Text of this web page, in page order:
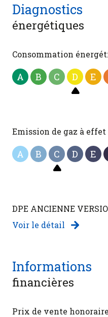
Diagnostics
énergétiques
Consommation
A B C D E
Emission de gaz à effet
A B C D E
DPE ANCIENNE
Voir le détail
Informations
financières
Prix de vente